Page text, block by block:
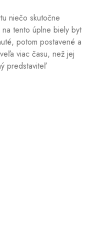
niečo skutočne
tento úplne biely byt
potom postavené a
viac času, než jej
predstaviteľ